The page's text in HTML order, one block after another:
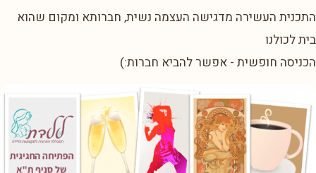
התכנית העשירה מדגישה העצמה נשית, חברותא ומקום שהוא
בית לכולנו
הכניסה חופשית - אפשר להביא חברות:)